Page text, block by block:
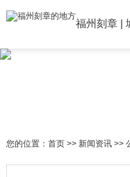
福州刻章|
您的位置： 首页>> 新闻资讯>>